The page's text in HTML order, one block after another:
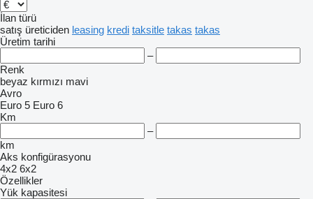
İlan türü
satış üreticiden leasing kredi taksitle takas takas
Üretim tarihi
–
Renk
beyaz kırmızı mavi
Avro
Euro 5 Euro 6
Km
–
km
Aks konfigürasyonu
4x2 6x2
Özellikler
Yük kapasitesi